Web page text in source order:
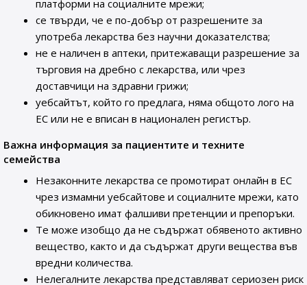
платформи на социалните мрежи;
се твърди, че е по-добър от разрешените за
употреба лекарства без научни доказателства;
не е наличен в аптеки, притежаващи разрешение за
търговия на дребно с лекарства, или чрез
доставчици на здравни грижи;
уебсайтът, който го предлага, няма общото лого на
ЕС или не е вписан в национален регистър.
Важна информация за пациентите и техните
семейства
Незаконните лекарства се промотират онлайн в ЕС
чрез измамни уебсайтове и социалните мрежи, като
обикновено имат фалшиви претенции и препоръки.
Те може изобщо да не съдържат обявеното активно
вещество, както и да съдържат други вещества във
вредни количества.
Нелегалните лекарства представляват сериозен риск